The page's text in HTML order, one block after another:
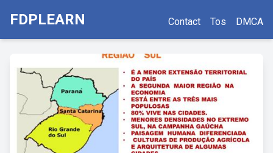
FDPLEARN Contact Tos DMCA